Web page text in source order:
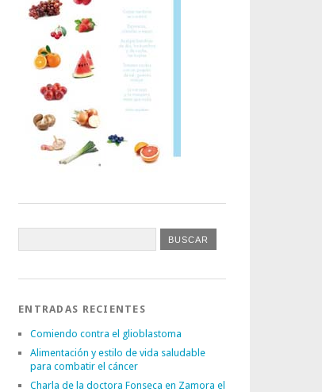
ENTRADAS RECIENTES
Comiendo contra el glioblastoma
Alimentación y estilo de vida saludable
para combatir el cáncer
Charla de la doctora Fonseca en Zamora el